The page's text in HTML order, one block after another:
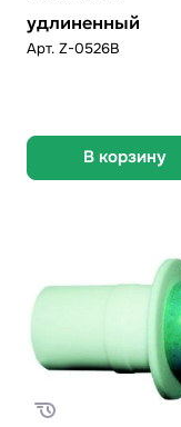
удлиненный
Арт. Z-0526В
В корзину